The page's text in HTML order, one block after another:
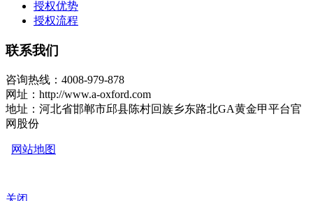
授权优势
授权流程
联系我们
咨询热线：4008-979-878
网址：http://www.a-oxford.com
地址：河北省邯郸市邱县陈村回族乡东路北GA黄金甲平台官
网股份
网站地图
关闭